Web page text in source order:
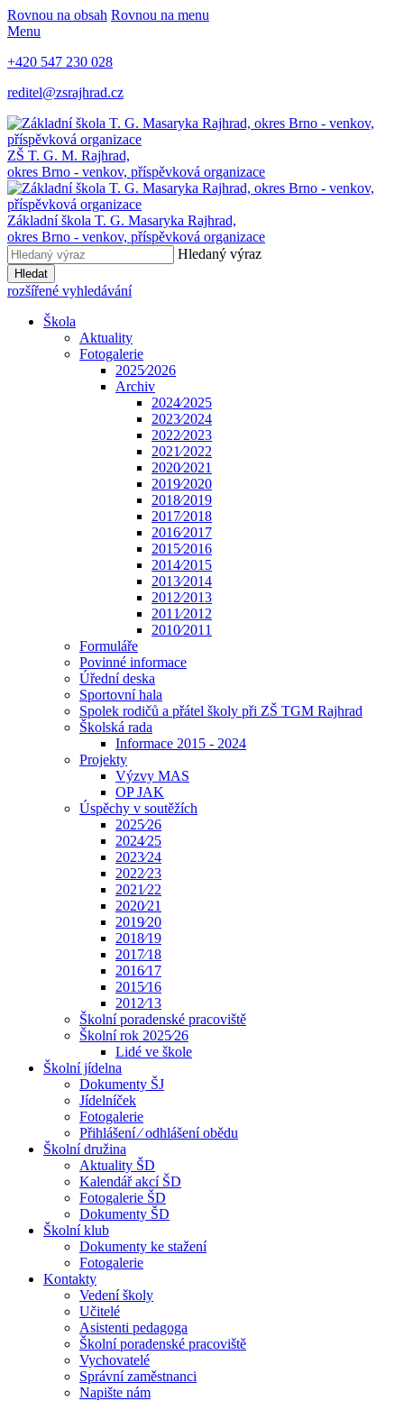
Rovnou na obsah Rovnou na menu
Menu
+420 547 230 028
reditel@zsrajhrad.cz
ZŠ T. G. M. Rajhrad,
okres Brno - venkov, příspěvková organizace
Základní škola T. G. Masaryka Rajhrad,
okres Brno - venkov, příspěvková organizace
Hledaný výraz
Hledat
rozšířené vyhledávání
Škola
Aktuality
Fotogalerie
2025⁄2026
Archiv
2024⁄2025
2023⁄2024
2022⁄2023
2021⁄2022
2020⁄2021
2019⁄2020
2018⁄2019
2017⁄2018
2016⁄2017
2015⁄2016
2014⁄2015
2013⁄2014
2012⁄2013
2011⁄2012
2010⁄2011
Formuláře
Povinné informace
Úřední deska
Sportovní hala
Spolek rodičů a přátel školy při ZŠ TGM Rajhrad
Školská rada
Informace 2015 - 2024
Projekty
Výzvy MAS
OP JAK
Úspěchy v soutěžích
2025⁄26
2024⁄25
2023⁄24
2022⁄23
2021⁄22
2020⁄21
2019⁄20
2018⁄19
2017⁄18
2016⁄17
2015⁄16
2012⁄13
Školní poradenské pracoviště
Školní rok 2025⁄26
Lidé ve škole
Školní jídelna
Dokumenty ŠJ
Jídelníček
Fotogalerie
Přihlášení ⁄ odhlášení obědu
Školní družina
Aktuality ŠD
Kalendář akcí ŠD
Fotogalerie ŠD
Dokumenty ŠD
Školní klub
Dokumenty ke stažení
Fotogalerie
Kontakty
Vedení školy
Učitelé
Asistenti pedagoga
Školní poradenské pracoviště
Vychovatelé
Správní zaměstnanci
Napište nám